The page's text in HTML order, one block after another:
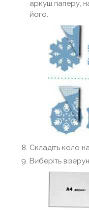
аркуш паперу,
його.
Складіть коло
Виберіть